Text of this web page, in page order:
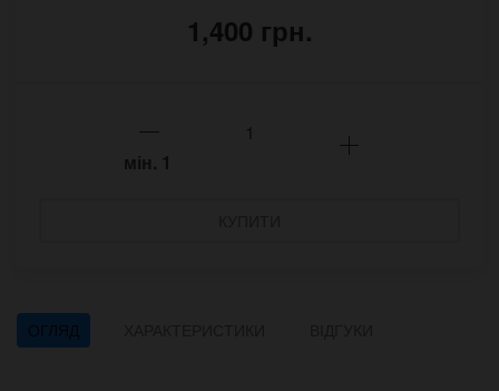
1,400 грн.
мін. 1
ОГЛЯД